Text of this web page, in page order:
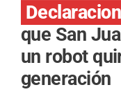
que San
un robot
generación